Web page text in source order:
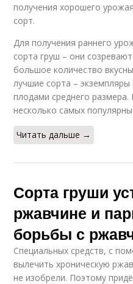
получения хорошего
сорт.
Для получения раннего
сорта груш – они
большое количество
лучшие сорта –
плодами среднего
несколько самых
Читать дальше →
Сорта груши
ржавчине и
борьбы с
Специальных средств, с
вылечить хроническую
не изобрели. Поэтому